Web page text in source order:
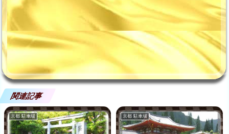
関連記事
京都 駐車場 京都 駐車場